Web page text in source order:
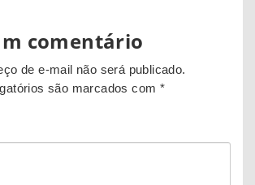
comentário
de e-mail não será publicado.
são marcados com *